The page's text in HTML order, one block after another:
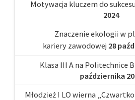
Motywacja kluczem do sukcesu
2024
Znaczenie ekologii w
kariery zawodowej 28
Klasa III A na Politechnice
października
Młodzież I LO wierna